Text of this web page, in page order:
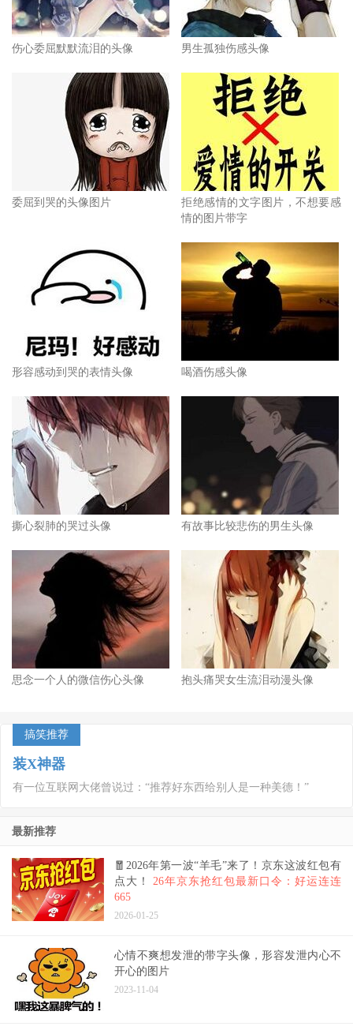
伤心委屈默默流泪的头像 男生孤独伤感头像
委屈到哭的头像图片
拒绝感情的文字图片，不想要感
情的图片带字
形容感动到哭的表情头像 喝酒伤感头像
撕心裂肺的哭过头像 有故事比较悲伤的男生头像
思念一个人的微信伤心头像 抱头痛哭女生流泪动漫头像
搞笑推荐
装X神器
有一位互联网大佬曾说过：“推荐好东西给别人是一种美德！”
最新推荐
🧧2026年第一波“羊毛”来了！京东这波红包有
点大！ 26年京东抢红包最新口令：好运连连
665
2026-01-25
心情不爽想发泄的带字头像，形容发泄内心不
开心的图片
2023-11-04